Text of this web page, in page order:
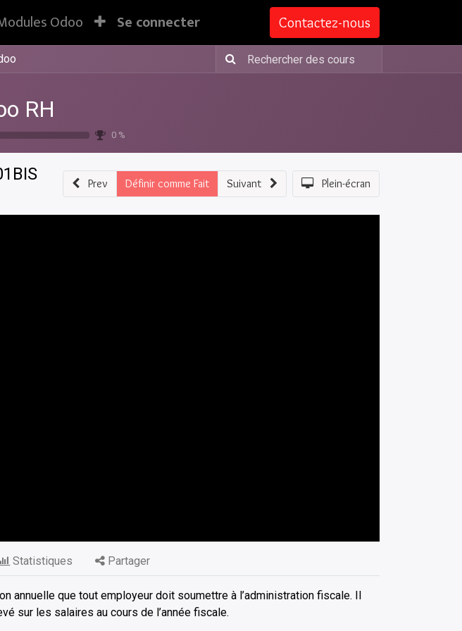
Odoo Se connecter Contactez-nous
RH
0 %
Prev Définir comme Fait Suivant Plein-écran
Statistiques Partager
annuelle que tout employeur doit soumettre à l’administration fiscale. Il
sur les salaires au cours de l’année fiscale.